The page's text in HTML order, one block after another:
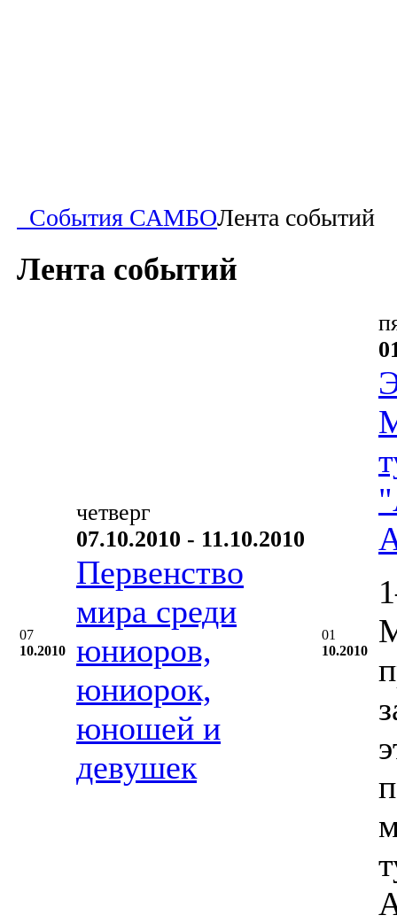
События САМБОЛента событий
Лента событий
07
10.2010
четверг
07.10.2010 - 11.10.2010
Первенство
мира среди
юниоров,
юниорок,
юношей и
девушек
01
10.2010